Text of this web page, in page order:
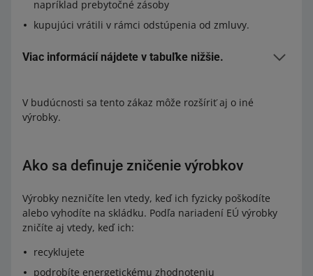
napríklad prebytočné zásoby
kupujúci vrátili v rámci odstúpenia od zmluvy.
Viac informácií nájdete v tabuľke nižšie.
4203
s
kože
Opis Oblečenie a odevné doplnky, pletené
62
V budúcnosti sa tento zákaz môže rozšíriť aj o iné
výrobky.
Ako sa definuje zničenie výrobkov
Výrobky nezničíte len vtedy, keď ich fyzicky poškodíte
alebo vyhodíte na skládku. Podľa nariadení EÚ výrobky
zničíte aj vtedy, keď ich:
recyklujete
podrobíte energetickému zhodnoteniu